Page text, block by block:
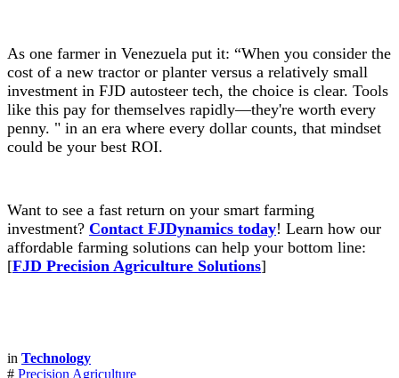
As one farmer in Venezuela put it: “When you consider the
cost of a new tractor or planter versus a relatively small
investment in FJD autosteer tech, the choice is clear. Tools
like this pay for themselves rapidly—they're worth every
penny. " in an era where every dollar counts, that mindset
could be your best ROI.
Want to see a fast return on your smart farming
investment? Contact FJDynamics today! Learn how our
affordable farming solutions can help your bottom line:
[FJD Precision Agriculture Solutions]
in Technology
# Precision Agriculture